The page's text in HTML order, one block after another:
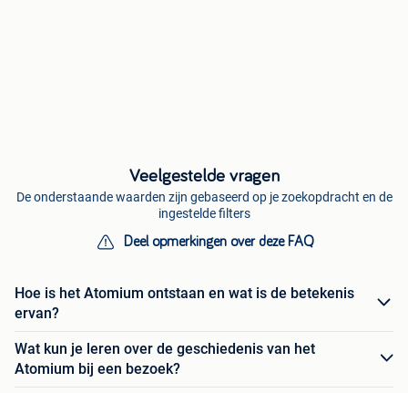
Veelgestelde vragen
De onderstaande waarden zijn gebaseerd op je zoekopdracht en de
ingestelde filters
Deel opmerkingen over deze FAQ
Hoe is het Atomium ontstaan en wat is de betekenis
ervan?
Wat kun je leren over de geschiedenis van het
Atomium bij een bezoek?